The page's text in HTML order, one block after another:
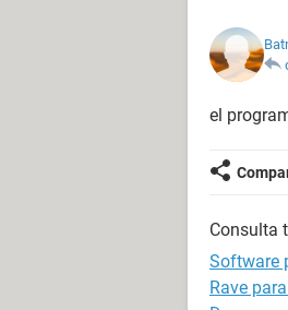
el
Consulta
Software
Rave